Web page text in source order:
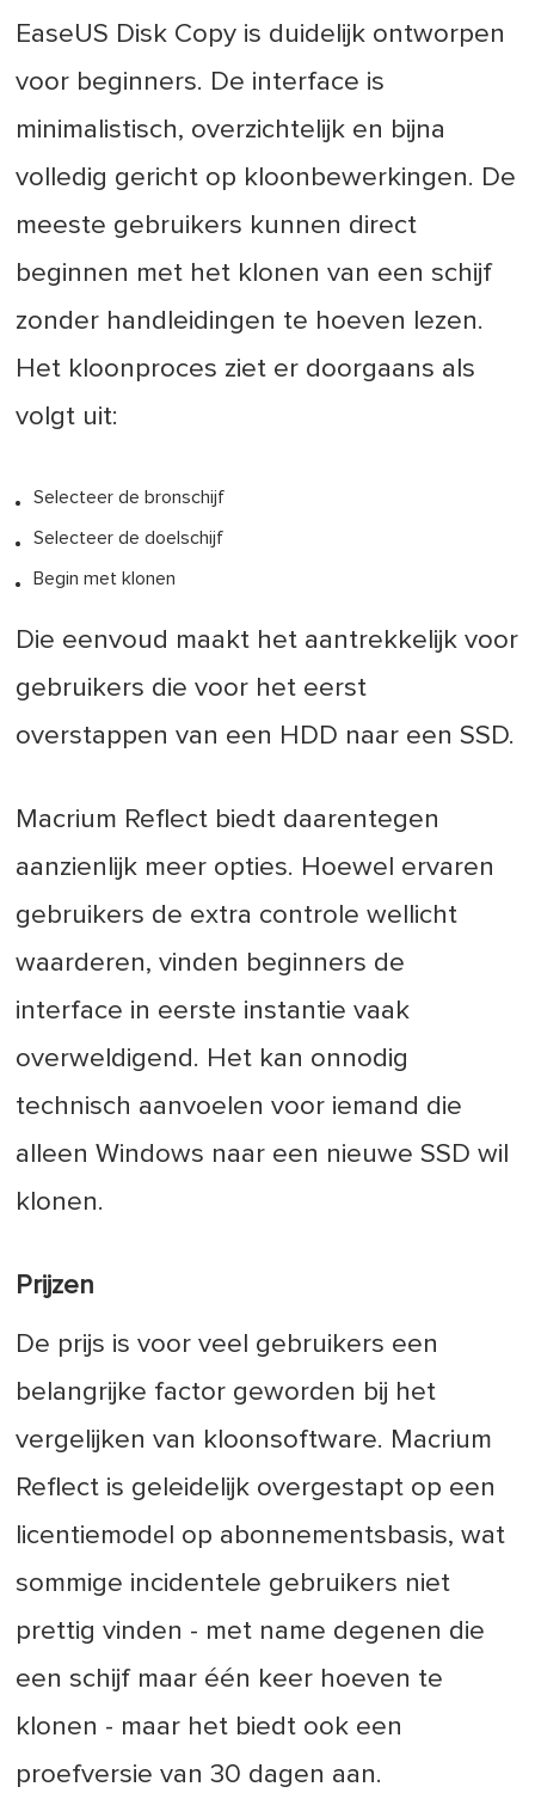
EaseUS Disk Copy is duidelijk ontworpen
voor beginners. De interface is
minimalistisch, overzichtelijk en bijna
volledig gericht op kloonbewerkingen. De
meeste gebruikers kunnen direct
beginnen met het klonen van een schijf
zonder handleidingen te hoeven lezen.
Het kloonproces ziet er doorgaans als
volgt uit:
Selecteer de bronschijf
Selecteer de doelschijf
Begin met klonen
Die eenvoud maakt het aantrekkelijk voor
gebruikers die voor het eerst
overstappen van een HDD naar een SSD.
Macrium Reflect biedt daarentegen
aanzienlijk meer opties. Hoewel ervaren
gebruikers de extra controle wellicht
waarderen, vinden beginners de
interface in eerste instantie vaak
overweldigend. Het kan onnodig
technisch aanvoelen voor iemand die
alleen Windows naar een nieuwe SSD wil
klonen.
Prijzen
De prijs is voor veel gebruikers een
belangrijke factor geworden bij het
vergelijken van kloonsoftware. Macrium
Reflect is geleidelijk overgestapt op een
licentiemodel op abonnementsbasis, wat
sommige incidentele gebruikers niet
prettig vinden - met name degenen die
een schijf maar één keer hoeven te
klonen - maar het biedt ook een
proefversie van 30 dagen aan.